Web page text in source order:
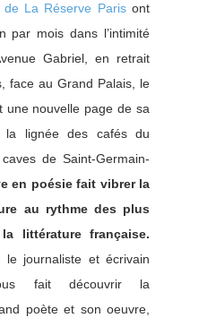
La Réserve Parisont
par mois dans l’intimité
Gabriel, en retrait
face au Grand Palais, le
une nouvelle page de sa
la lignée des cafés du
de Saint-Germain-
en poésie fait vibrer la
au rythme des plus
littérature française.
le journaliste et écrivain
fait découvrir la
poète et son oeuvre,